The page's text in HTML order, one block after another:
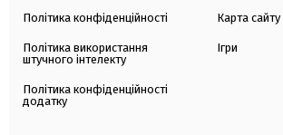
Політика конфіденційності
Політика використання
штучного інтелекту
Політика конфіденційності
додатку
Карта сайту
Ігри